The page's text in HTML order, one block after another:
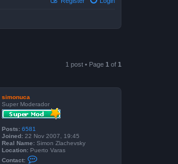
1 post • Page 1 of 1
simonuca
Super Moderador
Posts: 6581
Joined: 22 Nov 2007, 19:45
Real Name: Simon Zlachevsky
Location: Puerto Varas
Contact: